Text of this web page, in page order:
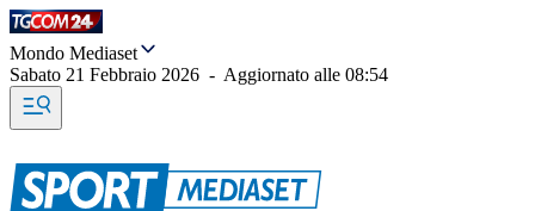
Mondo Mediaset
Sabato 21 Febbraio 2026 - Aggiornato alle 08:54